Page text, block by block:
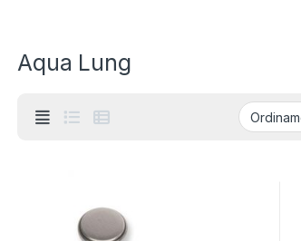
Aqua Lung